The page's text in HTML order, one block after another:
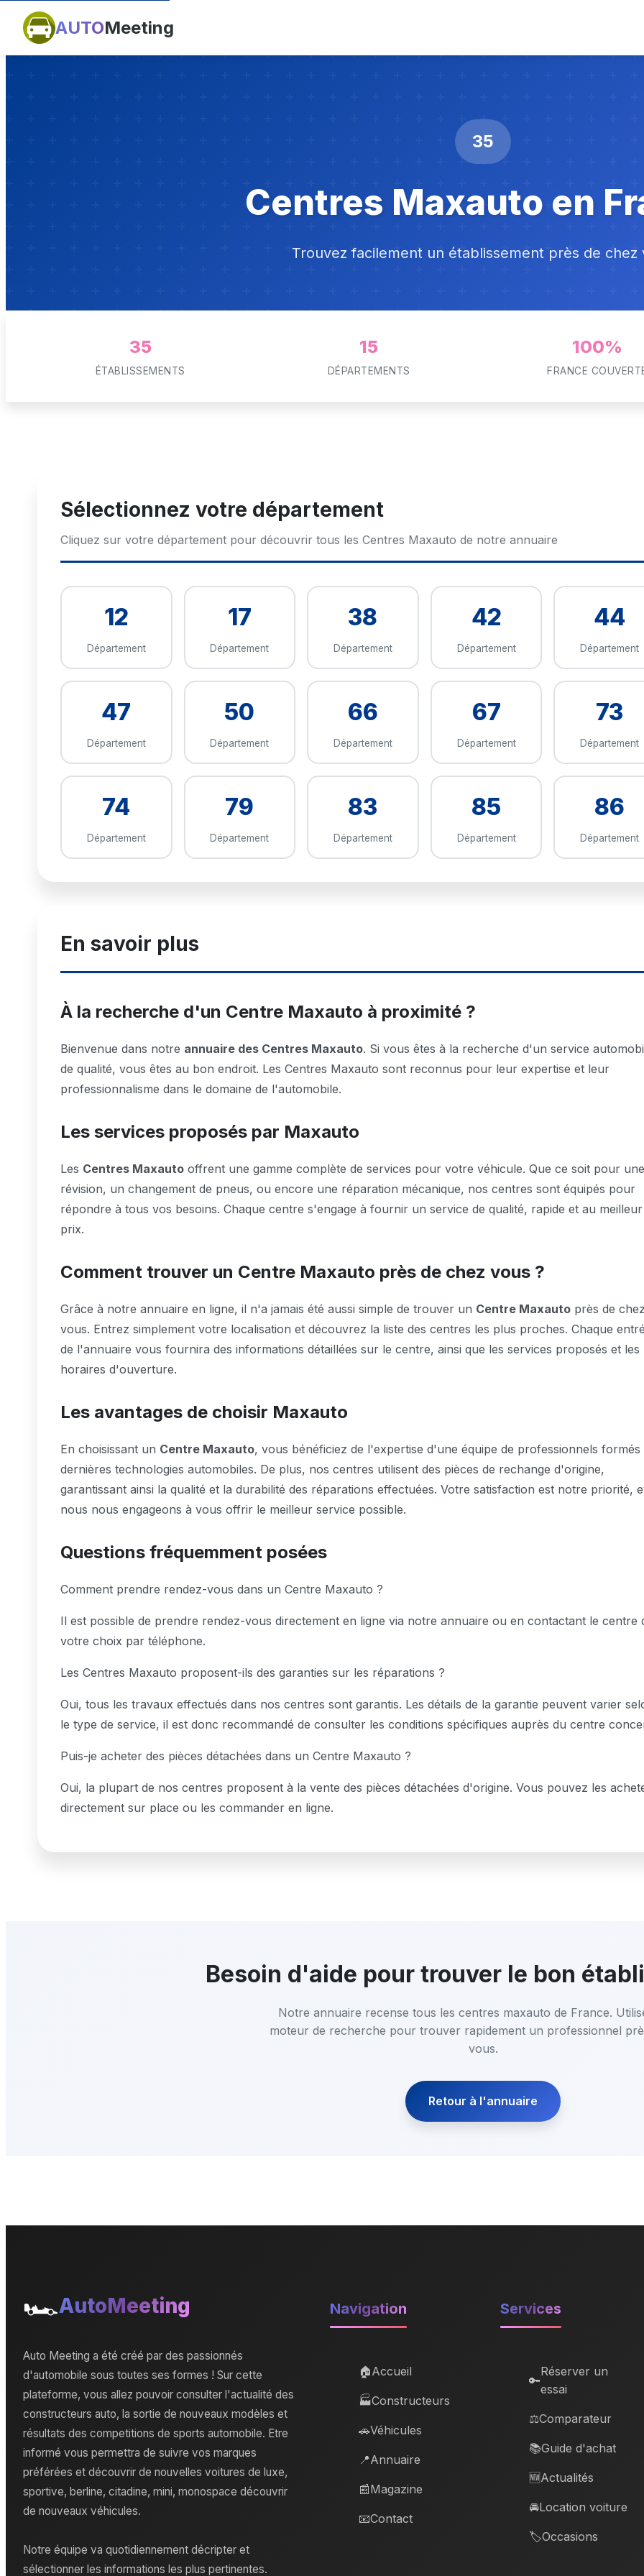
AUTOMeeting
35
Centres Maxauto en
Trouvez facilement un établissement près de chez
35
ÉTABLISSEMENTS
15
DÉPARTEMENTS
100%
FRANCE
Sélectionnez votre département
Cliquez sur votre département pour découvrir tous les Centres Maxauto de notre annuaire
12
Département
17
Département
38
Département
42
Département
44
Département
47
Département
50
Département
66
Département
67
Département
73
Département
74
Département
79
Département
83
Département
85
Département
86
Département
En savoir plus
À la recherche d'un Centre Maxauto à proximité ?
Bienvenue dans notre annuaire des Centres Maxauto. Si vous êtes à la recherche d'un service
de qualité, vous êtes au bon endroit. Les Centres Maxauto sont reconnus pour leur expertise et leur
professionnalisme dans le domaine de l'automobile.
Les services proposés par Maxauto
Les Centres Maxauto offrent une gamme complète de services pour votre véhicule. Que ce soit pour une
révision, un changement de pneus, ou encore une réparation mécanique, nos centres sont équipés pour
répondre à tous vos besoins. Chaque centre s'engage à fournir un service de qualité, rapide et au meilleur
prix.
Comment trouver un Centre Maxauto près de chez vous ?
Grâce à notre annuaire en ligne, il n'a jamais été aussi simple de trouver un Centre Maxauto près de
vous. Entrez simplement votre localisation et découvrez la liste des centres les plus proches. Chaque
de l'annuaire vous fournira des informations détaillées sur le centre, ainsi que les services proposés et les
horaires d'ouverture.
Les avantages de choisir Maxauto
En choisissant un Centre Maxauto, vous bénéficiez de l'expertise d'une équipe de professionnels formés
dernières technologies automobiles. De plus, nos centres utilisent des pièces de rechange d'origine,
garantissant ainsi la qualité et la durabilité des réparations effectuées. Votre satisfaction est notre priorité,
nous nous engageons à vous offrir le meilleur service possible.
Questions fréquemment posées
Comment prendre rendez-vous dans un Centre Maxauto ?
Il est possible de prendre rendez-vous directement en ligne via notre annuaire ou en contactant le centre
votre choix par téléphone.
Les Centres Maxauto proposent-ils des garanties sur les réparations ?
Oui, tous les travaux effectués dans nos centres sont garantis. Les détails de la garantie peuvent varier
le type de service, il est donc recommandé de consulter les conditions spécifiques auprès du centre
Puis-je acheter des pièces détachées dans un Centre Maxauto ?
Oui, la plupart de nos centres proposent à la vente des pièces détachées d'origine. Vous pouvez les
directement sur place ou les commander en ligne.
Besoin d'aide pour trouver le bon
Notre annuaire recense tous les centres maxauto de France.
moteur de recherche pour trouver rapidement un professionnel
vous.
Retour à l'annuaire
🏎️AutoMeeting
Auto Meeting a été créé par des passionnés
d'automobile sous toutes ses formes ! Sur cette
plateforme, vous allez pouvoir consulter l'actualité des
constructeurs auto, la sortie de nouveaux modèles et
résultats des competitions de sports automobile. Etre
informé vous permettra de suivre vos marques
préférées et découvrir de nouvelles voitures de luxe,
sportive, berline, citadine, mini, monospace découvrir
de nouveaux véhicules.
Notre équipe va quotidiennement décripter et
sélectionner les informations les plus pertinentes.
Navigation
🏠Accueil
🏭Constructeurs
🚗Véhicules
📍Annuaire
📰Magazine
📧Contact
Services
🔑
Réserver un
essai
⚖️Comparateur
📚Guide d'achat
🆕Actualités
🚘Location voiture
🏷️Occasions